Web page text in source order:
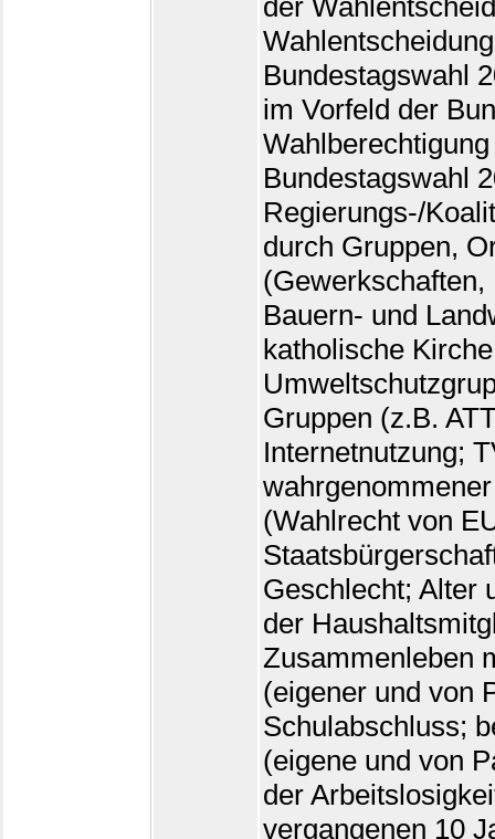
der
Bundestagswahl
im Vorfeld der
Bundestagswahl
Regierungs-/
durch Gruppen,
Bauern- und
katholische
Gruppen (z.B.
Internetnutzung;
(Wahlrecht von
Geschlecht; Alter
der
Zusammenleben
(eigener und von
Schulabschluss;
(eigene und von
der
vergangenen 10